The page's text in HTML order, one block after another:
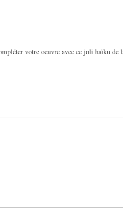
votre oeuvre avec ce joli haïku de